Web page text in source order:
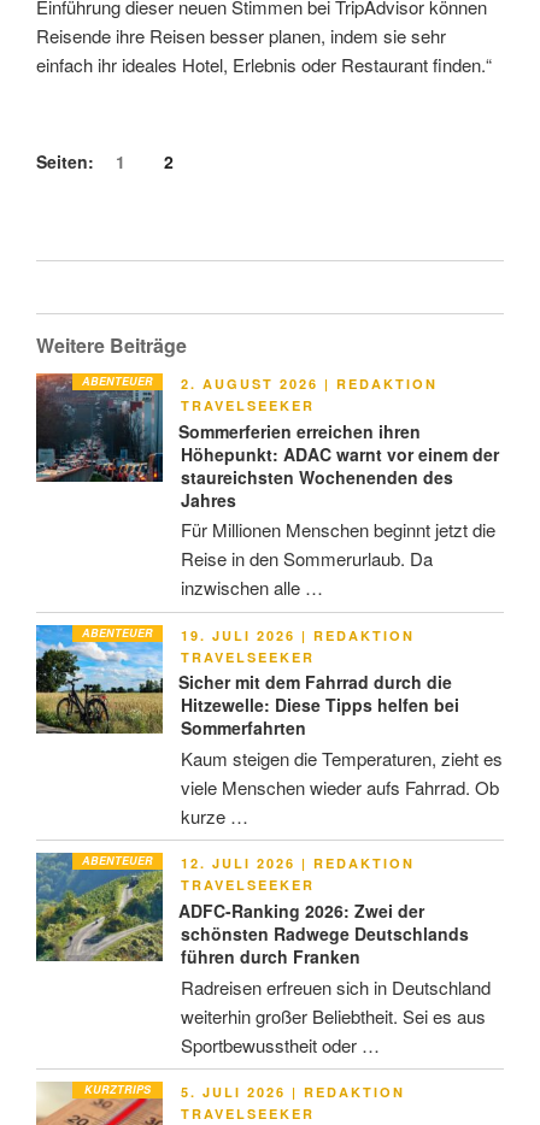
Einführung dieser neuen Stimmen bei TripAdvisor können
Reisende ihre Reisen besser planen, indem sie sehr
einfach ihr ideales Hotel, Erlebnis oder Restaurant finden.“
Seiten: 1 2
Weitere Beiträge
ABENTEUER
VERÖFFENTLICHT
AM
2. AUGUST 2026 | REDAKTION
TRAVELSEEKER
Sommerferien erreichen ihren
Höhepunkt: ADAC warnt vor einem der
staureichsten Wochenenden des
Jahres
Für Millionen Menschen beginnt jetzt die
Reise in den Sommerurlaub. Da
inzwischen alle …
ABENTEUER
VERÖFFENTLICHT
AM
19. JULI 2026 | REDAKTION
TRAVELSEEKER
Sicher mit dem Fahrrad durch die
Hitzewelle: Diese Tipps helfen bei
Sommerfahrten
Kaum steigen die Temperaturen, zieht es
viele Menschen wieder aufs Fahrrad. Ob
kurze …
ABENTEUER
VERÖFFENTLICHT
AM
12. JULI 2026 | REDAKTION
TRAVELSEEKER
ADFC-Ranking 2026: Zwei der
schönsten Radwege Deutschlands
führen durch Franken
Radreisen erfreuen sich in Deutschland
weiterhin großer Beliebtheit. Sei es aus
Sportbewusstheit oder …
KURZTRIPS
VERÖFFENTLICHT
AM
5. JULI 2026 | REDAKTION
TRAVELSEEKER